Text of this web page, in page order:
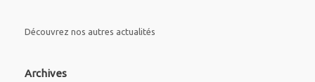
Découvrez nos autres actualités
Archives